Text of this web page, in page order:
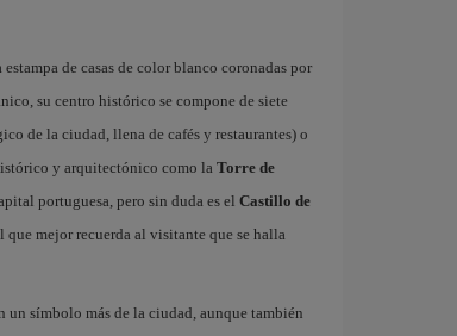
de casas de color blanco coronadas por
su centro histórico se compone de siete
de la ciudad, llena de cafés y restaurantes) o
y arquitectónico como la Torre de
portuguesa, pero sin duda es el Castillo de
mejor recuerda al visitante que se halla
un símbolo más de la ciudad, aunque también